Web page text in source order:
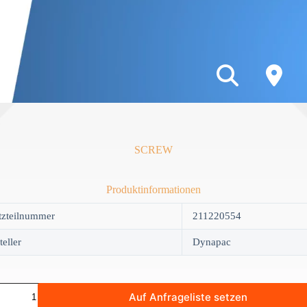
SCREW
Produktinformationen
211220554
Dynapac
Auf Anfrageliste setzen